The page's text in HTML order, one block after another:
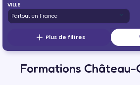
VILLE
Plus de filtres
Formations Château-